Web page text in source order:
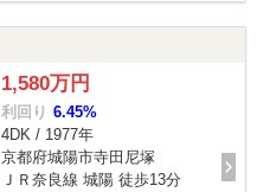
1,580万円
利回り 6.45%
4DK / 1977年
京都府城陽市寺田尼塚
ＪＲ奈良線 城陽 徒歩13分